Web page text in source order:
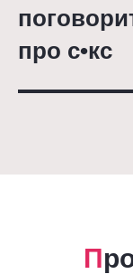
про с•кс
П